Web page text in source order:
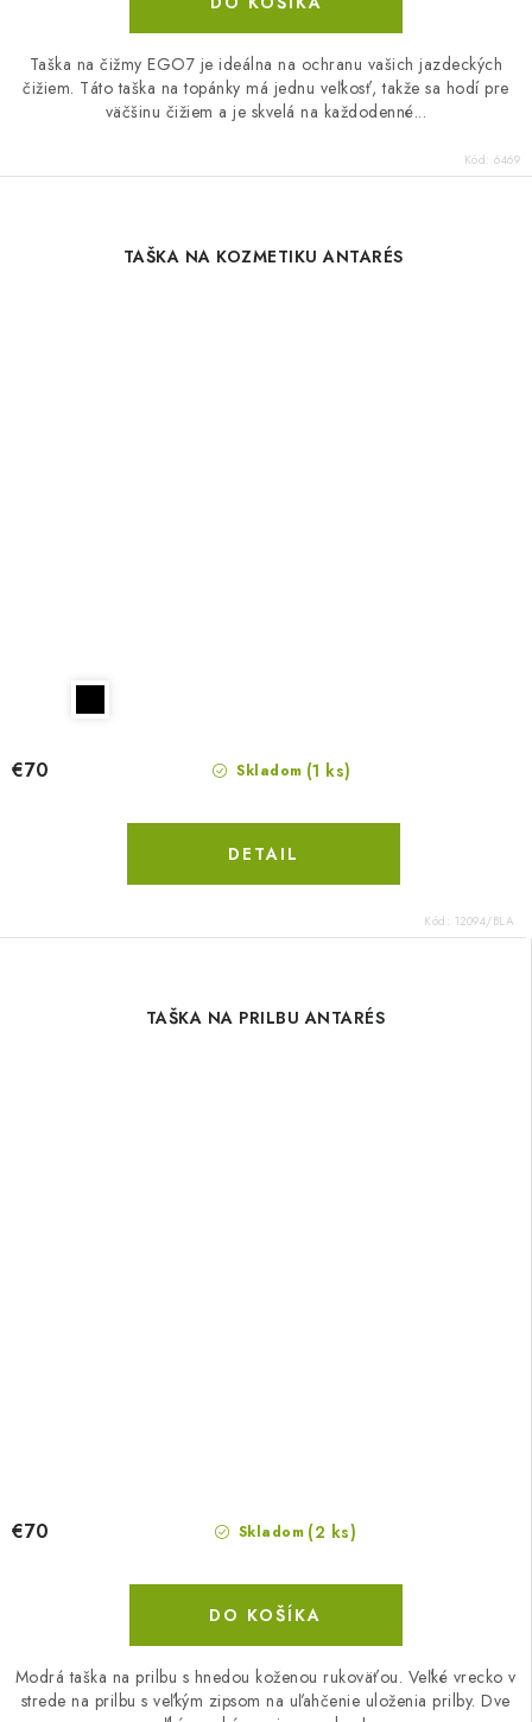
Taška na čižmy EGO7 je ideálna na ochranu vašich jazdeckých
čižiem. Táto taška na topánky má jednu veľkosť, takže sa hodí pre
väčšinu čižiem a je skvelá na každodenné...
Kód: 6469
TAŠKA NA KOZMETIKU ANTARÉS
Skladom (1 ks)
€70
DETAIL
Kód: 12094/BLA
TAŠKA NA PRILBU ANTARÉS
Skladom (2 ks)
€70
DO KOŠÍKA
Modrá taška na prilbu s hnedou koženou rukoväťou. Veľké vrecko v
strede na prilbu s veľkým zipsom na uľahčenie uloženia prilby. Dve